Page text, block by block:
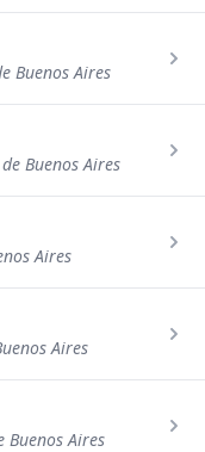
Buenos Aires
Buenos Aires
Aires
Aires
Buenos Aires